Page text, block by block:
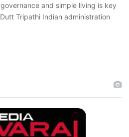
and simple living is key
Tripathi Indian administration